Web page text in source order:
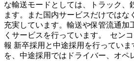
な輸送モードとしては、トラック、
ます。また国内サービスだけではな
充実しています。輸送や保管流通加
くサービスを行っています。 セン
報 新卒採用と中途採用を行ってい
を、中途採用ではドライバー、オペ